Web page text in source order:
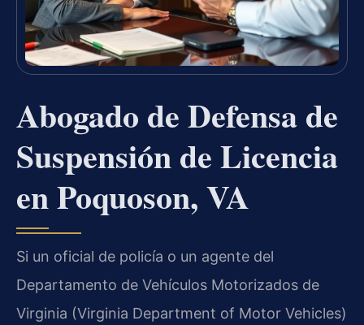
Abogado de Defensa de
Suspensión de Licencia
en Poquoson, VA
Si un oficial de policía o un agente del
Departamento de Vehículos Motorizados de
Virginia (Virginia Department of Motor Vehicles)